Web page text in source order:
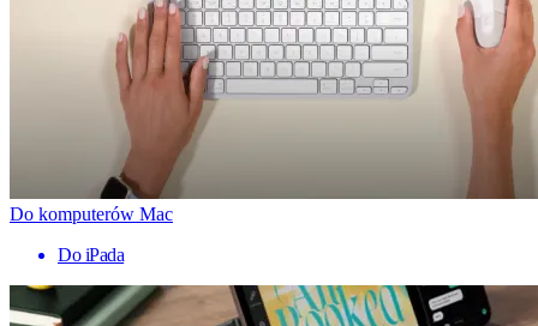
Do komputerów Mac
Do iPada